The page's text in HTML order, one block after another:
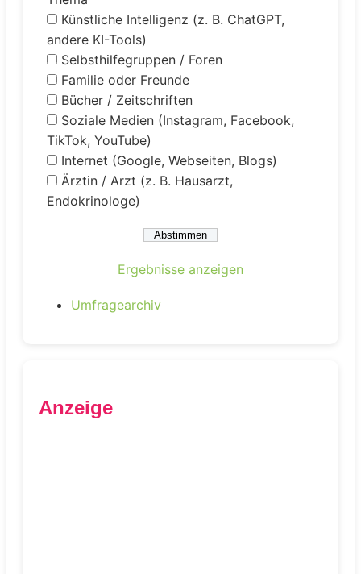
Künstliche Intelligenz (z. B. ChatGPT,
andere KI-Tools)
Selbsthilfegruppen / Foren
Familie oder Freunde
Bücher / Zeitschriften
Soziale Medien (Instagram, Facebook,
TikTok, YouTube)
Internet (Google, Webseiten, Blogs)
Ärztin / Arzt (z. B. Hausarzt,
Endokrinologe)
Ergebnisse anzeigen
Umfragearchiv
Anzeige